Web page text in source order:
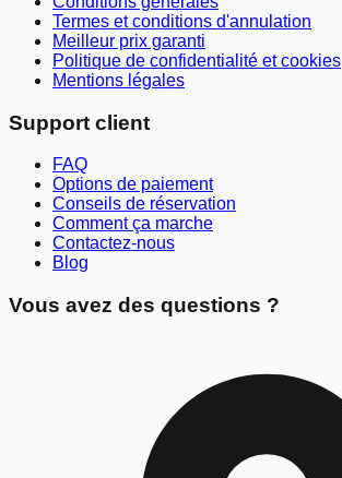
Termes et conditions d'annulation
Meilleur prix garanti
Politique de confidentialité et cookies
Mentions légales
Support client
FAQ
Options de paiement
Conseils de réservation
Comment ça marche
Contactez-nous
Blog
Vous avez des questions ?